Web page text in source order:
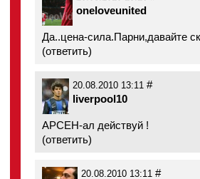
oneloveunited
Да..цена-сила.Парни,давайте
(ответить)
20.08.2010 13:11 #
liverpool10
АРСЕН-ал действуй !
(ответить)
20.08.2010 13:11 #